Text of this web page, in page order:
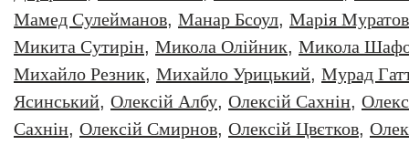
Мамед Сулейманов, Манар Бсоул, Марія
Микита Сутирін, Микола Олійник, Микола
Михайло Резник, Михайло Урицький, Мурад
Ясинський, Олексiй Албу, Олексiй Сахнiн,
Сахнін, Олексій Смирнов, Олексій Цвєтков,